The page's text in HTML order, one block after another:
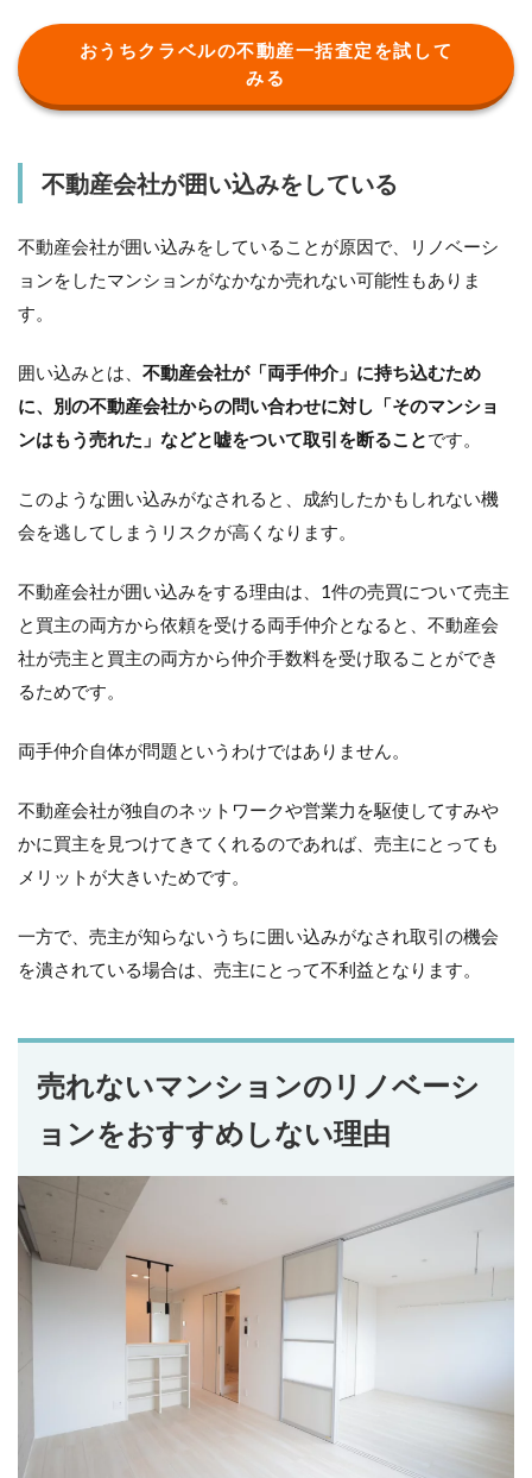
おうちクラベルの不動産一括査定を試して
みる
不動産会社が囲い込みをしている
不動産会社が囲い込みをしていることが原因で、リノベーシ
ョンをしたマンションがなかなか売れない可能性もありま
す。
囲い込みとは、 不動産会社が「両手仲介」に持ち込むため
に、別の不動産会社からの問い合わせに対し「そのマンショ
ンはもう売れた」などと嘘をついて取引を断ることです。
このような囲い込みがなされると、成約したかもしれない機
会を逃してしまうリスクが高くなります。
不動産会社が囲い込みをする理由は、1件の売買について売主
と買主の両方から依頼を受ける両手仲介となると、不動産会
社が売主と買主の両方から仲介手数料を受け取ることができ
るためです。
両手仲介自体が問題というわけではありません。
不動産会社が独自のネットワークや営業力を駆使してすみや
かに買主を見つけてきてくれるのであれば、売主にとっても
メリットが大きいためです。
一方で、売主が知らないうちに囲い込みがなされ取引の機会
を潰されている場合は、売主にとって不利益となります。
売れないマンションのリノベーシ
ョンをおすすめしない理由